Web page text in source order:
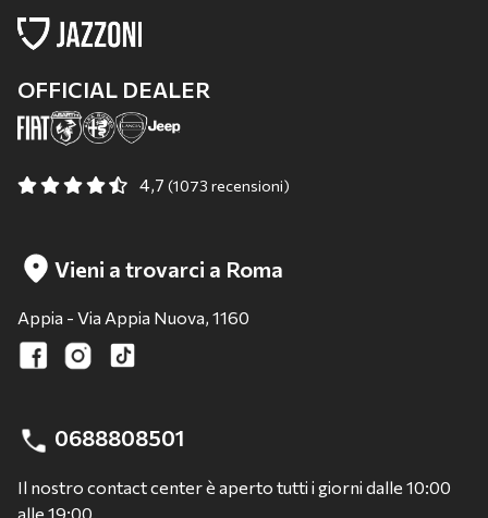
OFFICIAL DEALER
4,7 (1073 recensioni)
Vieni a trovarci a Roma
Appia - Via Appia Nuova, 1160
0688808501
Il nostro contact center è aperto tutti i giorni dalle 10:00
alle 19:00.